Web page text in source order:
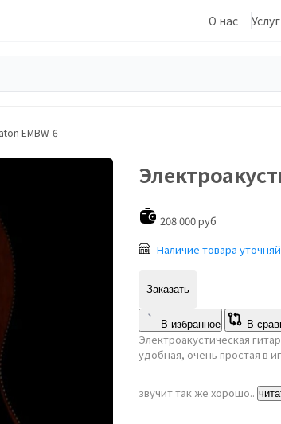
О нас
EMBW-6
208 000 руб
Наличие товара
Заказать
В избранное В
Электроакустическая
удобная, очень простая в
звучит так же хорошо..